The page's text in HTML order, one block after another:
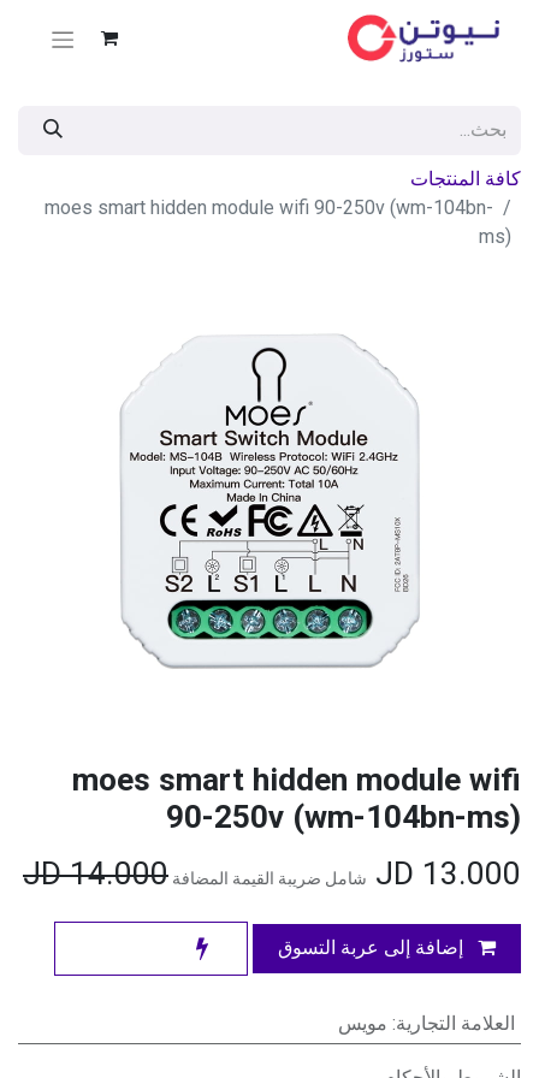
كافة المنتجات
moes smart hidden module wifi 90-250v (wm-104bn-
ms)
moes smart hidden module wifi
90-250v (wm-104bn-ms)
13.000
شامل ضريبة القيمة المضافة 14.000
JD
إضافة إلى عربة التسوق
العلامة التجارية: مويس